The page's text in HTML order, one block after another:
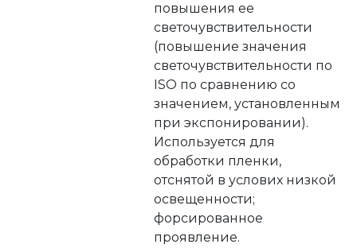
повышения ее
светочувствительности
(повышение значения
светочувствительности по
ISO по сравнению со
значением, установленным
при экспонировании).
Используется для
обработки пленки,
отснятой в услових низкой
освещенности;
форсированное
проявление.